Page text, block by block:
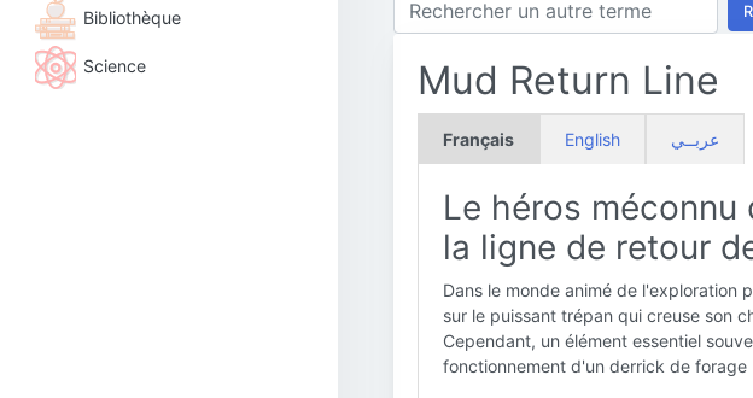
Bibliothèque
Science Mud Return Line
Français English عربــي
Le héros
la ligne de retour
Dans le monde animé de l'exploration
sur le puissant trépan qui creuse son
Cependant, un élément essentiel
fonctionnement d'un derrick de forage